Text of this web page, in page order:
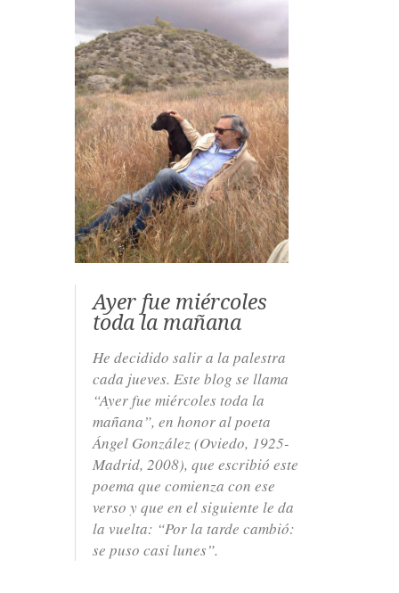
Ayer fue miércoles
toda la mañana
He decidido salir a la palestra
cada jueves. Este blog se llama
“Ayer fue miércoles toda la
mañana”, en honor al poeta
Ángel González (Oviedo, 1925-
Madrid, 2008), que escribió este
poema que comienza con ese
verso y que en el siguiente le da
la vuelta: “Por la tarde cambió:
se puso casi lunes”.